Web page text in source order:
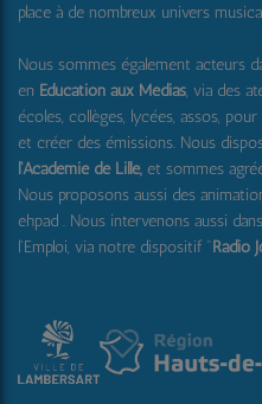
place à de nombreux univers
Nous sommes également acteurs
en Education aux Médias, via des
écoles, collèges, lycées, assos,
et créer des émissions. Nous
l'Académie de Lille, et sommes
Nous proposons aussi des
ehpad . Nous intervenons aussi
l'Emploi, via notre dispositif "Radio